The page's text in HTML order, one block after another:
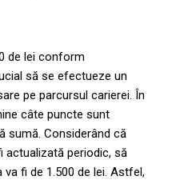
de lei conform
să se efectueze un
pe parcursul carierei. În
câte puncte sunt
sumă. Considerând că
actualizată periodic, să
fi de 1.500 de lei. Astfel,